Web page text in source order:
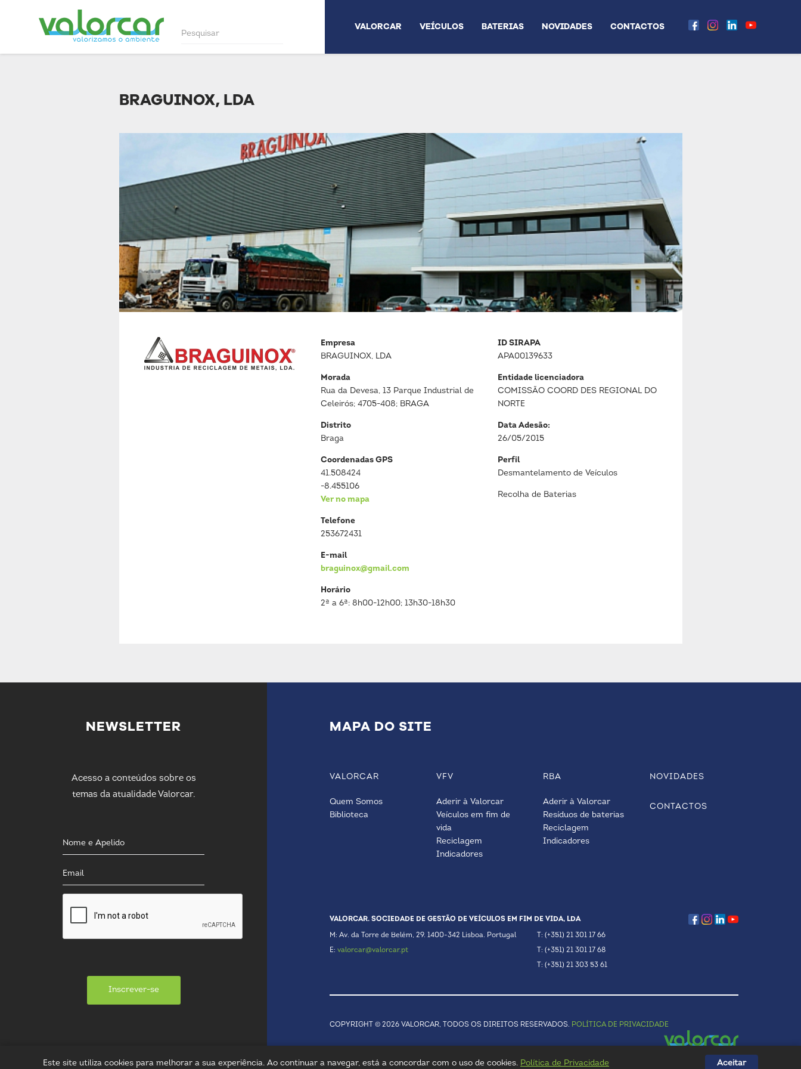
VALORCAR VEÍCULOS BATERIAS NOVIDADES CONTACTOS
BRAGUINOX, LDA
Empresa
BRAGUINOX, LDA
Morada
Rua da Devesa, 13 Parque Industrial de
Celeirós; 4705-408; BRAGA
Distrito
Braga
Coordenadas GPS
41.508424
-8.455106
Ver no mapa
Telefone
253672431
E-mail
braguinox@gmail.com
Horário
2ª a 6ª: 8h00-12h00; 13h30-18h30
ID SIRAPA
APA00139633
Entidade licenciadora
COMISSÃO COORD DES REGIONAL DO
NORTE
Data Adesão:
26/05/2015
Perfil
Desmantelamento de Veículos
Recolha de Baterias
NEWSLETTER
Acesso a conteúdos sobre os
temas da atualidade Valorcar.
Inscrever-se
MAPA DO SITE
VALORCAR
Quem Somos
Biblioteca
VFV
Aderir à Valorcar
Veículos em fim de
vida
Reciclagem
Indicadores
RBA
Aderir à Valorcar
Resíduos de baterias
Reciclagem
Indicadores
NOVIDADES
CONTACTOS
VALORCAR. SOCIEDADE DE GESTÃO DE VEÍCULOS EM FIM DE VIDA, LDA
M: Av. da Torre de Belém, 29. 1400-342 Lisboa. Portugal
E: valorcar@valorcar.pt
T: (+351) 21 301 17 66
T: (+351) 21 301 17 68
T: (+351) 21 303 53 61
COPYRIGHT © 2026 VALORCAR, TODOS OS DIREITOS RESERVADOS. POLÍTICA DE PRIVACIDADE
Este site utiliza cookies para melhorar a sua experiência. Ao continuar a navegar, está a concordar com o uso de cookies. Política de Privacidade Aceitar